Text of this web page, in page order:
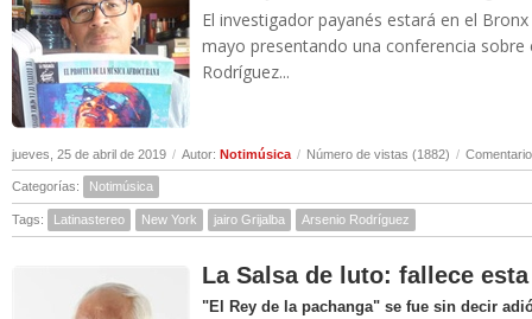
El investigador payanés estará en el
mayo presentando una conferencia
Rodríguez...
jueves, 25 de abril de 2019 / Autor: Notimúsica / Número de vistas (1882) /
Categorías: Notimúsica
Tags: Latinastereo New York jairo Grijalba Arsenio Rodríguez
La Salsa de luto: fallece
"El Rey de la pachanga" se fue sin decir